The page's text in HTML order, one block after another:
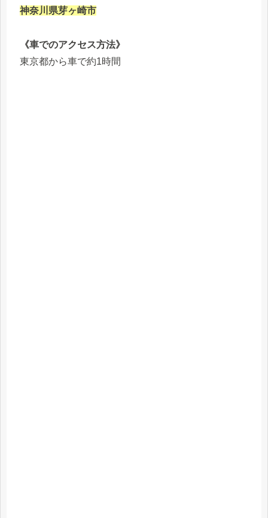
神奈川県芽ヶ崎市
《車でのアクセス方法》
東京都から車で約1時間